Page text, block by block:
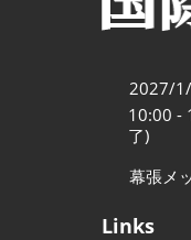
2027/
10:00 -
了)
幕張メ
Links